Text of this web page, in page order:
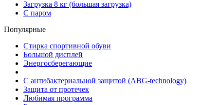
Загрузка 8 кг (большая загрузка)
С паром
Популярные
Стирка спортивной обуви
Большой дисплей
Энергосберегающие
С антибактериальной защитой (ABG-technology)
Защита от протечек
Любимая программа